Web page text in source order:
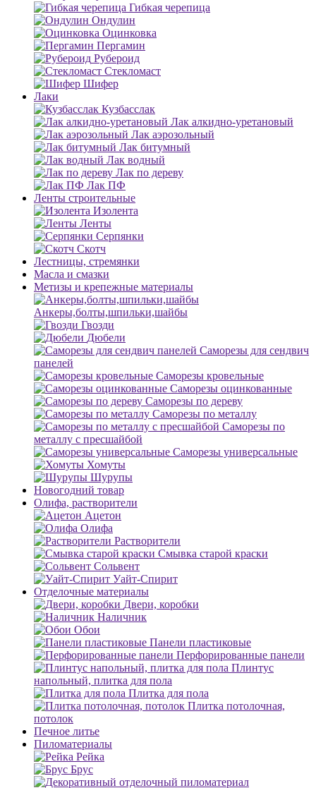
Гибкая черепица
Ондулин
Оцинковка
Пергамин
Рубероид
Стекломаст
Шифер
Лаки
Кузбасслак
Лак алкидно-уретановый
Лак аэрозольный
Лак битумный
Лак водный
Лак по дереву
Лак ПФ
Ленты строительные
Изолента
Ленты
Серпянки
Скотч
Лестницы, стремянки
Масла и смазки
Метизы и крепежные материалы
Анкеры,болты,шпильки,шайбы
Гвозди
Дюбели
Саморезы для сендвич
панелей
Саморезы кровельные
Саморезы оцинкованные
Саморезы по дереву
Саморезы по металлу
Саморезы по
металлу с пресшайбой
Саморезы универсальные
Хомуты
Шурупы
Новогодний товар
Олифа, растворители
Ацетон
Олифа
Растворители
Смывка старой краски
Сольвент
Уайт-Спирит
Отделочные материалы
Двери, коробки
Наличник
Обои
Панели пластиковые
Перфорированные панели
Плинтус
напольный, плитка для пола
Плитка для пола
Плитка потолочная,
потолок
Печное литье
Пиломатериалы
Рейка
Брус